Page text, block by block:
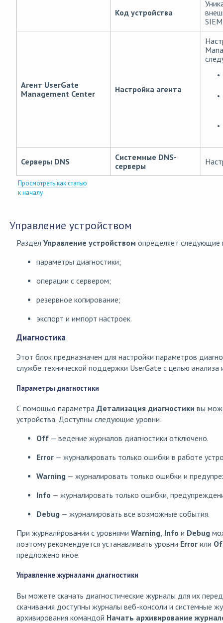
Код устройства
SIEM
Агент UserGate
Management Center
Настройка агента
Серверы DNS
Системные DNS-
серверы
Просмотреть как статью
к началу
Управление устройством
Раздел Управление устройством определяет следующие
параметры диагностики;
операции с сервером;
резервное копирование;
экспорт и импорт настроек.
Диагностика
Этот блок предназначен для настройки параметров
службе технической поддержки UserGate с целью анализа
Параметры диагностики
С помощью параметра Детализация диагностики вы
устройства. Доступны следующие уровни:
Off — ведение журналов диагностики отключено.
Error — журналировать только ошибки в работе
Warning — журналировать только ошибки и
Info — журналировать только ошибки,
Debug — журналировать все возможные события.
При журналировании с уровнями Warning, Info и Debug
поэтому рекомендуется устанавливать уровни Error или
предложено иное.
Управление журналами диагностики
Вы можете скачать диагностические журналы для их
скачивания доступны журналы веб-консоли и системные
архивирования командой Начать архивирование